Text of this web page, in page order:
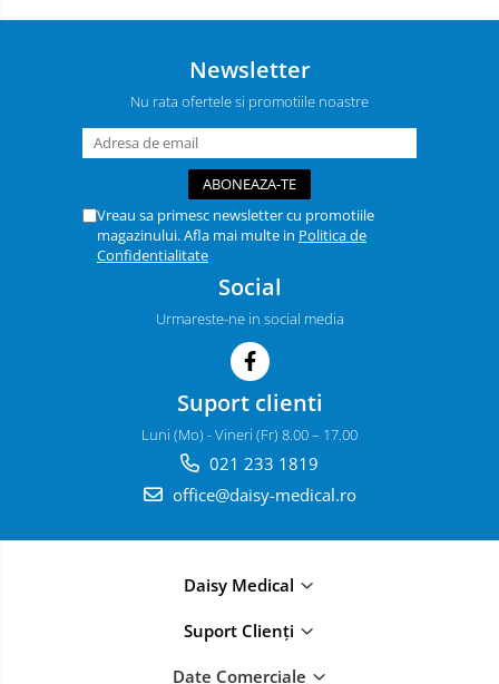
Newsletter
Nu rata ofertele si promotiile noastre
Vreau sa primesc newsletter cu promotiile
magazinului. Afla mai multe in Politica de
Confidentialitate
Social
Urmareste-ne in social media
Suport clienti
Luni (Mo) - Vineri (Fr) 8.00 – 17.00
021 233 1819
office@daisy-medical.ro
Daisy Medical
Suport Clienți
Date Comerciale